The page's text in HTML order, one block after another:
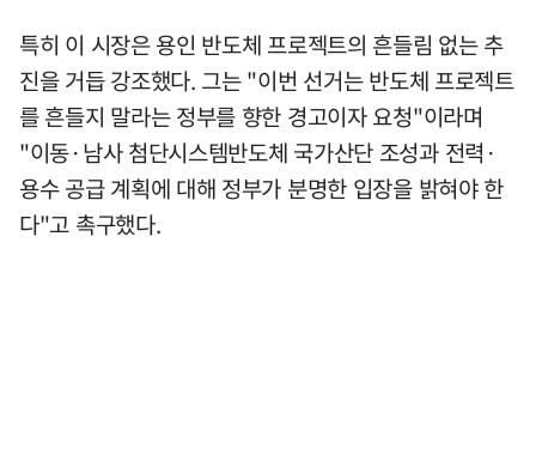
특히 이 시장은 용인 반도체 프로젝트의 흔들림 없는 추
진을 거듭 강조했다. 그는 "이번 선거는 반도체 프로젝트
를 흔들지 말라는 정부를 향한 경고이자 요청"이라며
"이동·남사 첨단시스템반도체 국가산단 조성과 전력·
용수 공급 계획에 대해 정부가 분명한 입장을 밝혀야 한
다"고 촉구했다.